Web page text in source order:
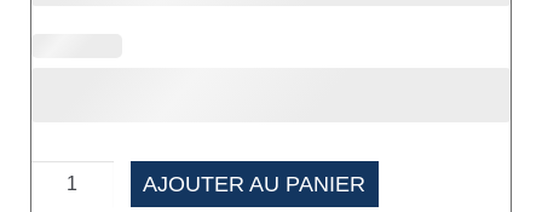
AJOUTER AU PANIER